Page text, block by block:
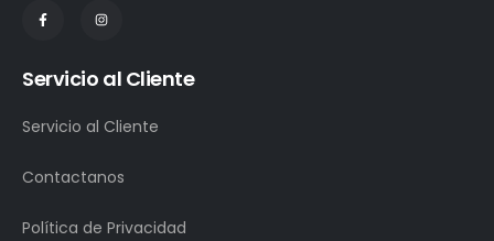
Servicio al Cliente
Servicio al Cliente
Contactanos
Política de Privacidad